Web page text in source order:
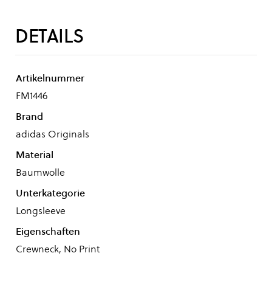
DETAILS
Artikelnummer
FM1446
Brand
adidas Originals
Material
Baumwolle
Unterkategorie
Longsleeve
Eigenschaften
Crewneck, No Print